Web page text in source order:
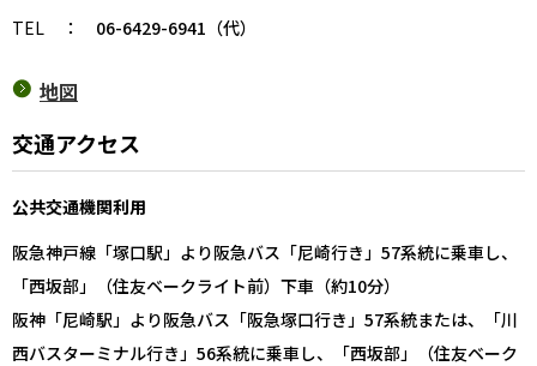
TEL
： 06-6429-6941（代）
地図
交通アクセス
公共交通機関利用
阪急神戸線「塚口駅」より阪急バス「尼崎行き」57系統に乗車し、
「西坂部」（住友ベークライト前）下車（約10分）
阪神「尼崎駅」より阪急バス「阪急塚口行き」57系統または、「川
西バスターミナル行き」56系統に乗車し、「西坂部」（住友ベーク